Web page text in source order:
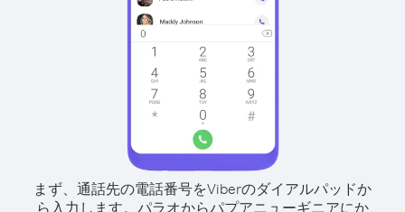
まず、通話先の電話番号をViberのダイアルパッドか
ら入力します。 パラオからパプアニューギニアにか